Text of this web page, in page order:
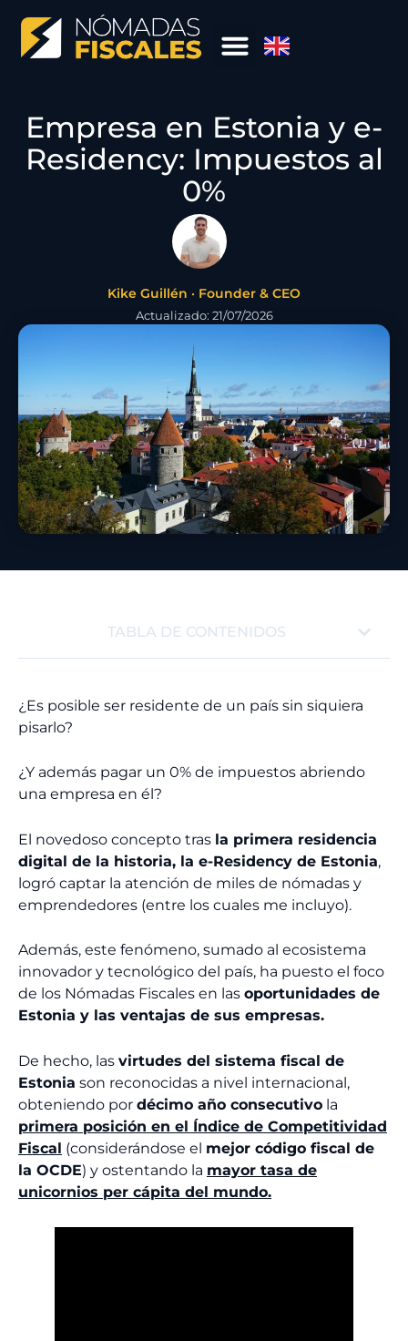
Empresa en Estonia y e-
Residency: Impuestos al
0%
Kike Guillén · Founder & CEO
Actualizado: 21/07/2026
TABLA DE CONTENIDOS
¿Es posible ser residente de un país sin siquiera
pisarlo?
¿Y además pagar un 0% de impuestos abriendo
una empresa en él?
El novedoso concepto tras la primera residencia
digital de la historia, la e-Residency de Estonia,
logró captar la atención de miles de nómadas y
emprendedores (entre los cuales me incluyo).
Además, este fenómeno, sumado al ecosistema
innovador y tecnológico del país, ha puesto el foco
de los Nómadas Fiscales en las oportunidades de
Estonia y las ventajas de sus empresas.
De hecho, las virtudes del sistema fiscal de
Estonia son reconocidas a nivel internacional,
obteniendo por décimo año consecutivo la
primera posición en el Índice de Competitividad
Fiscal (considerándose el mejor código fiscal de
la OCDE) y ostentando la mayor tasa de
unicornios per cápita del mundo.